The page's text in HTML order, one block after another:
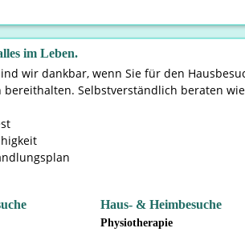
Haus- & Heimbesuche
Physiotherapie
im Leben.
wir dankbar, wenn Sie für den
bereithalten. Selbstverständlich beraten